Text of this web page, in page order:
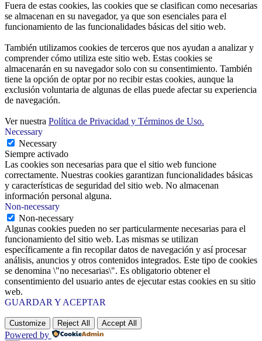
Fuera de estas cookies, las cookies que se clasifican como necesarias
se almacenan en su navegador, ya que son esenciales para el
funcionamiento de las funcionalidades básicas del sitio web.
También utilizamos cookies de terceros que nos ayudan a analizar y
comprender cómo utiliza este sitio web. Estas cookies se
almacenarán en su navegador solo con su consentimiento. También
tiene la opción de optar por no recibir estas cookies, aunque la
exclusión voluntaria de algunas de ellas puede afectar su experiencia
de navegación.
Ver nuestra Política de Privacidad y Términos de Uso.
Necessary
Necessary
Siempre activado
Las cookies son necesarias para que el sitio web funcione
correctamente. Nuestras cookies garantizan funcionalidades básicas
y características de seguridad del sitio web. No almacenan
información personal alguna.
Non-necessary
Non-necessary
Algunas cookies pueden no ser particularmente necesarias para el
funcionamiento del sitio web. Las mismas se utilizan
específicamente a fin recopilar datos de navegación y así procesar
análisis, anuncios y otros contenidos integrados. Este tipo de cookies
se denomina \"no necesarias\". Es obligatorio obtener el
consentimiento del usuario antes de ejecutar estas cookies en su sitio
web.
GUARDAR Y ACEPTAR
Customize Reject All Accept All
Powered by